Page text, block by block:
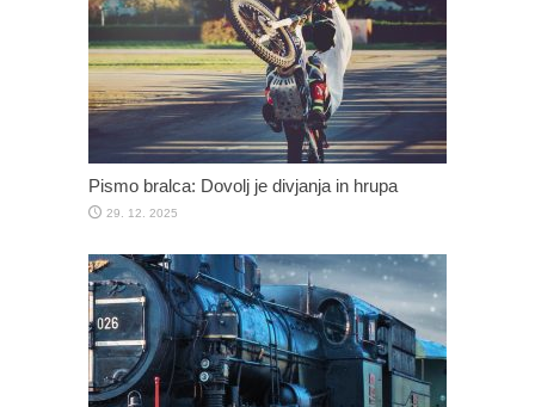
Pismo bralca: Dovolj je divjanja in hrupa
29. 12. 2025